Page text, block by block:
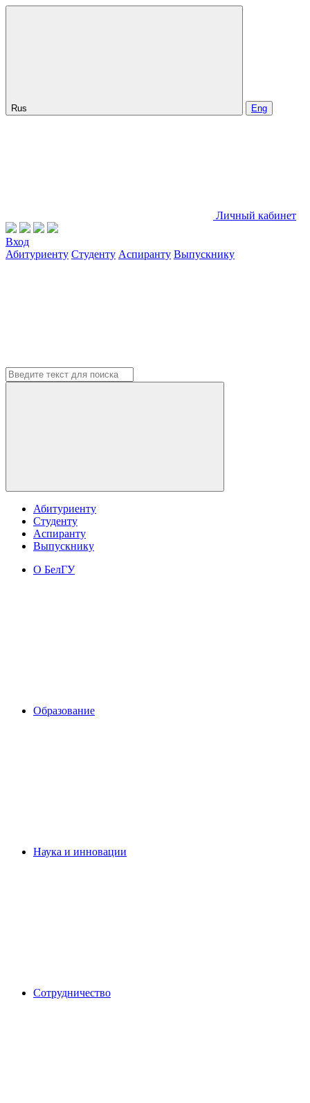
Rus Eng
Личный кабинет
Вход
Абитуриенту Студенту Аспиранту Выпускнику
Абитуриенту
Студенту
Аспиранту
Выпускнику
О БелГУ
Образование
Наука и инновации
Сотрудничество